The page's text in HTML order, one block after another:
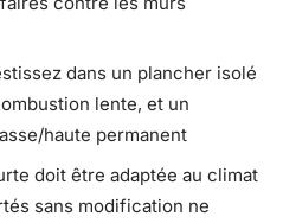
dans un plancher isolé
lente, et un
haute permanent
doit être adaptée au climat
sans modification ne